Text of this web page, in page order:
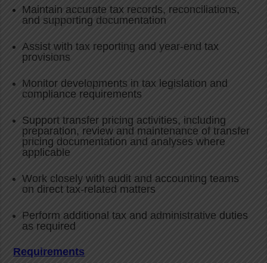
Maintain accurate tax records, reconciliations,
and supporting documentation
Assist with tax reporting and year-end tax
provisions
Monitor developments in tax legislation and
compliance requirements
Support transfer pricing activities, including
preparation, review and maintenance of transfer
pricing documentation and analyses where
applicable
Work closely with audit and accounting teams
on direct tax-related matters
Perform additional tax and administrative duties
as required
Requirements